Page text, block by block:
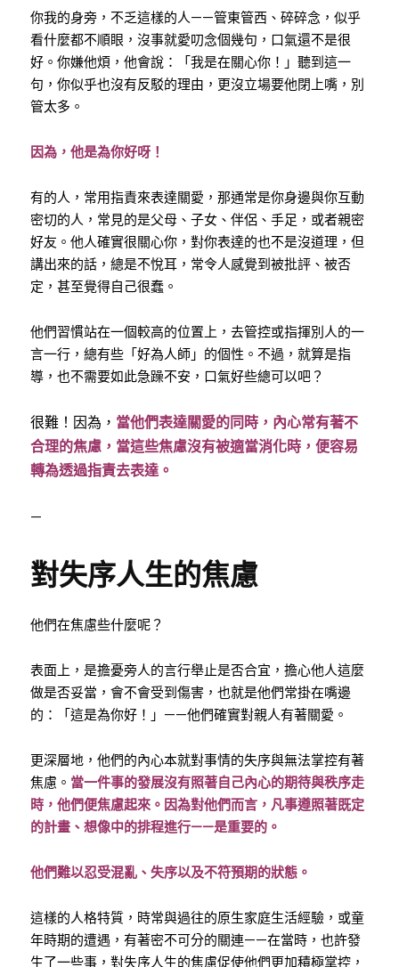
你我的身旁，不乏這樣的人——管東管西、碎碎念，似乎
看什麼都不順眼，沒事就愛叨念個幾句，口氣還不是很
好。你嫌他煩，他會說：「我是在關心你！」聽到這一
句，你似乎也沒有反駁的理由，更沒立場要他閉上嘴，別
管太多。
因為，他是為你好呀！
有的人，常用指責來表達關愛，那通常是你身邊與你互動
密切的人，常見的是父母、子女、伴侶、手足，或者親密
好友。他人確實很關心你，對你表達的也不是沒道理，但
講出來的話，總是不悅耳，常令人感覺到被批評、被否
定，甚至覺得自己很蠢。
他們習慣站在一個較高的位置上，去管控或指揮別人的一
言一行，總有些「好為人師」的個性。不過，就算是指
導，也不需要如此急躁不安，口氣好些總可以吧？
很難！因為， 當他們表達關愛的同時，內心常有著不
合理的焦慮，當這些焦慮沒有被適當消化時，便容易
轉為透過指責去表達。
—
對失序人生的焦慮
他們在焦慮些什麼呢？
表面上，是擔憂旁人的言行舉止是否合宜，擔心他人這麼
做是否妥當，會不會受到傷害，也就是他們常掛在嘴邊
的：「這是為你好！」——他們確實對親人有著關愛。
更深層地，他們的內心本就對事情的失序與無法掌控有著
焦慮。 當一件事的發展沒有照著自己內心的期待與秩序走
時，他們便焦慮起來。因為對他們而言，凡事遵照著既定
的計畫、想像中的排程進行——是重要的。
他們難以忍受混亂、失序以及不符預期的狀態。
這樣的人格特質，時常與過往的原生家庭生活經驗，或童
年時期的遭遇，有著密不可分的關連——在當時，也許發
生了一些事，對失序人生的焦慮促使他們更加積極掌控，